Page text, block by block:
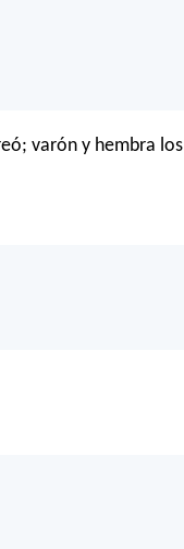
varón y hembra los